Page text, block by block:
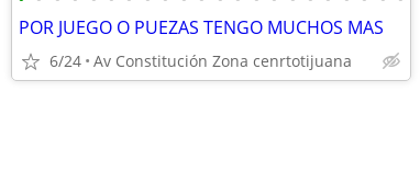
POR JUEGO O PUEZAS TENGO MUCHOS MAS
6/24 Av Constitución Zona cenrtotijuana